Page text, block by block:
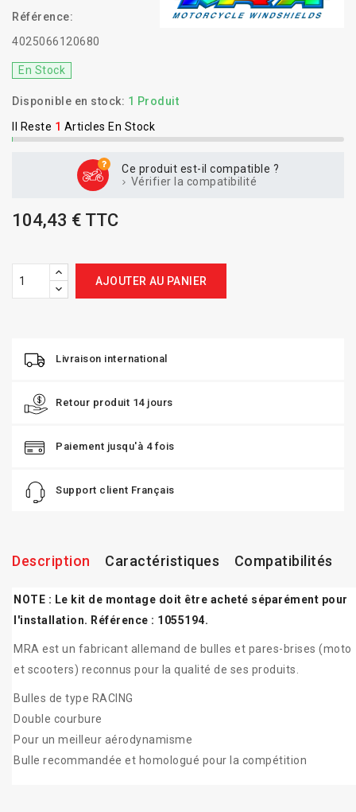
Référence:
4025066120680
En Stock
Disponible en stock: 1 Produit
Il Reste 1 Articles En Stock
Ce produit est-il compatible ?
Vérifier la compatibilité
104,43 € TTC
AJOUTER AU PANIER
Livraison international
Retour produit 14 jours
Paiement jusqu'à 4 fois
Support client Français
Description Caractéristiques Compatibilités
NOTE : Le kit de montage doit être acheté séparément pour
l'installation. Référence : 1055194.
MRA est un fabricant allemand de bulles et pares-brises (moto
et scooters) reconnus pour la qualité de ses produits.
Bulles de type RACING
Double courbure
Pour un meilleur aérodynamisme
Bulle recommandée et homologué pour la compétition